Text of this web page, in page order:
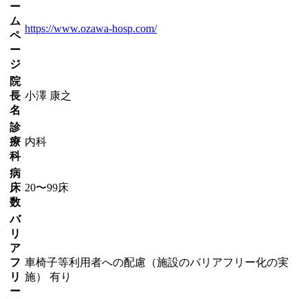
ー
ム
ペ
ー
ジ
https://www.ozawa-hosp.com/
院
長
名
小澤 康之
診
療
科
内科
病
床
数
20〜99床
バ
リ
ア
フ
リ
ー
車椅子等利用者への配慮（施設のバリアフリー化の実
施） 有り